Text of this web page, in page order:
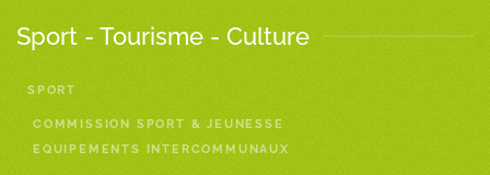
Sport - Tourisme - Culture
SPORT
COMMISSION SPORT & JEUNESSE
EQUIPEMENTS INTERCOMMUNAUX